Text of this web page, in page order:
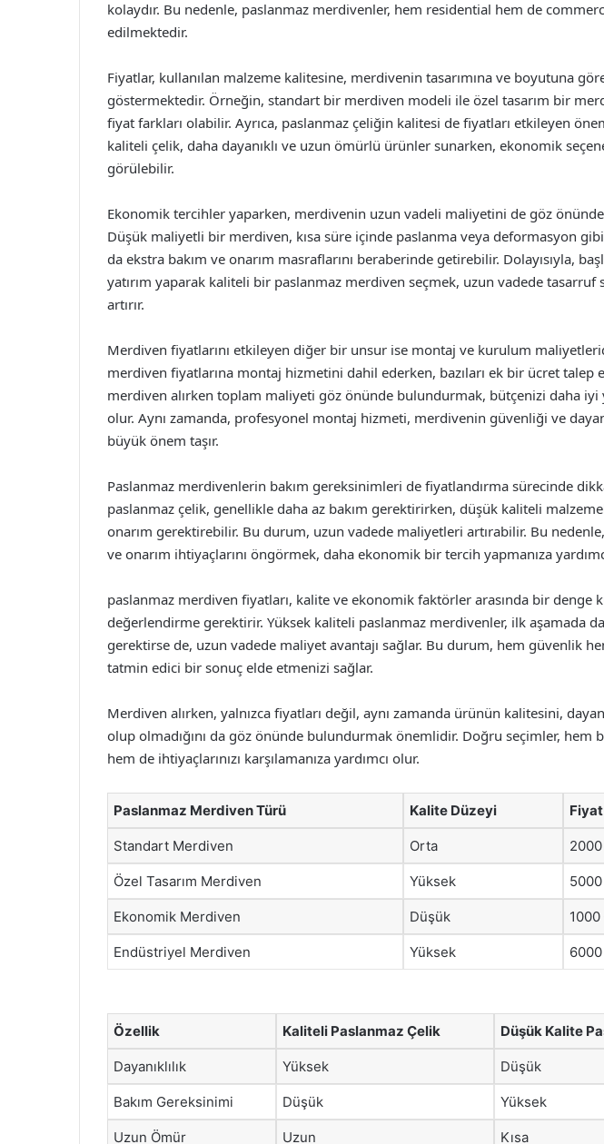
kolaydır. Bu nedenle, paslanmaz merdivenler, hem residential hem de
edilmektedir.
Fiyatlar, kullanılan malzeme kalitesine, merdivenin tasarımına ve boyutuna
göstermektedir. Örneğin, standart bir merdiven modeli ile özel tasarım bir
fiyat farkları olabilir. Ayrıca, paslanmaz çeliğin kalitesi de fiyatları etkileyen
kaliteli çelik, daha dayanıklı ve uzun ömürlü ürünler sunarken, ekonomik
görülebilir.
Ekonomik tercihler yaparken, merdivenin uzun vadeli maliyetini de göz
Düşük maliyetli bir merdiven, kısa süre içinde paslanma veya deformasyon
da ekstra bakım ve onarım masraflarını beraberinde getirebilir. Dolayısıyla,
yatırım yaparak kaliteli bir paslanmaz merdiven seçmek, uzun vadede tasarruf
artırır.
Merdiven fiyatlarını etkileyen diğer bir unsur ise montaj ve kurulum
merdiven fiyatlarına montaj hizmetini dahil ederken, bazıları ek bir ücret talep
merdiven alırken toplam maliyeti göz önünde bulundurmak, bütçenizi daha iyi
olur. Aynı zamanda, profesyonel montaj hizmeti, merdivenin güvenliği ve
büyük önem taşır.
Paslanmaz merdivenlerin bakım gereksinimleri de fiyatlandırma sürecinde
paslanmaz çelik, genellikle daha az bakım gerektirirken, düşük kaliteli
onarım gerektirebilir. Bu durum, uzun vadede maliyetleri artırabilir. Bu
ve onarım ihtiyaçlarını öngörmek, daha ekonomik bir tercih yapmanıza
paslanmaz merdiven fiyatları, kalite ve ekonomik faktörler arasında bir denge
değerlendirme gerektirir. Yüksek kaliteli paslanmaz merdivenler, ilk aşamada
gerektirse de, uzun vadede maliyet avantajı sağlar. Bu durum, hem güvenlik
tatmin edici bir sonuç elde etmenizi sağlar.
Merdiven alırken, yalnızca fiyatları değil, aynı zamanda ürünün kalitesini,
olup olmadığını da göz önünde bulundurmak önemlidir. Doğru seçimler, hem
hem de ihtiyaçlarınızı karşılamanıza yardımcı olur.
Paslanmaz Merdiven Türü Kalite Düzeyi Fiyat
Standart Merdiven Orta
Özel Tasarım Merdiven Yüksek
Ekonomik Merdiven Düşük
Endüstriyel Merdiven Yüksek
Özellik Kaliteli Paslanmaz Çelik Düşük Kalite
Dayanıklılık Yüksek Düşük
Bakım Gereksinimi Düşük Yüksek
Uzun Ömür Uzun Kısa